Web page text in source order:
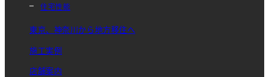
住宅性能
東京、神奈川から地方移住へ
施工実例
店舗案内